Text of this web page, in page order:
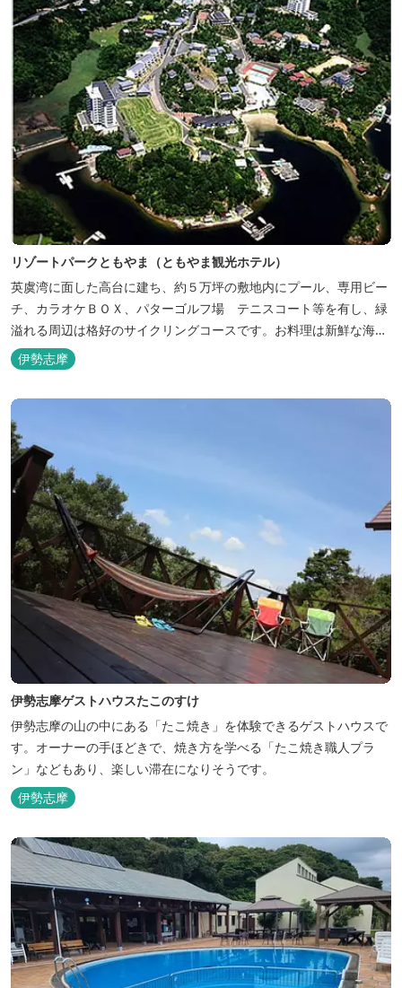
リゾートパークともやま（ともやま観光ホテル）
英虞湾に面した高台に建ち、約５万坪の敷地内にプール、専用ビー
チ、カラオケＢＯＸ、パターゴルフ場 テニスコート等を有し、緑
溢れる周辺は格好のサイクリングコースです。お料理は新鮮な海の
幸をふんだんに使用する荒磯焼、活造会席、伊勢海老残酷鍋会席、
松茸料理（秋）等グルメ志向の方に好評です。夏には野外バーベキ
ューも毎晩行ないます。
伊勢志摩
伊勢志摩ゲストハウスたこのすけ
伊勢志摩の山の中にある「たこ焼き」を体験できるゲストハウスで
す。オーナーの手ほどきで、焼き方を学べる「たこ焼き職人プラ
ン」などもあり、楽しい滞在になりそうです。
伊勢志摩